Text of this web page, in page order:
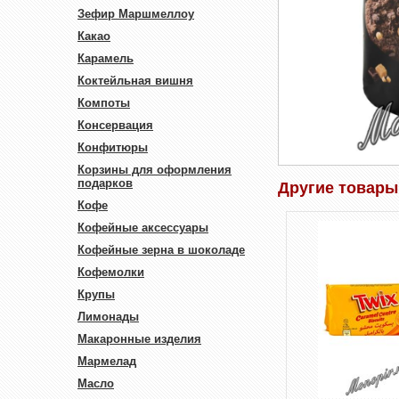
Зефир Маршмеллоу
Какао
Карамель
Коктейльная вишня
Компоты
Консервация
Конфитюры
Корзины для оформления
подарков
Кофе
Кофейные аксессуары
Кофейные зерна в шоколаде
Кофемолки
Крупы
Лимонады
Макаронные изделия
Мармелад
Масло
Другие